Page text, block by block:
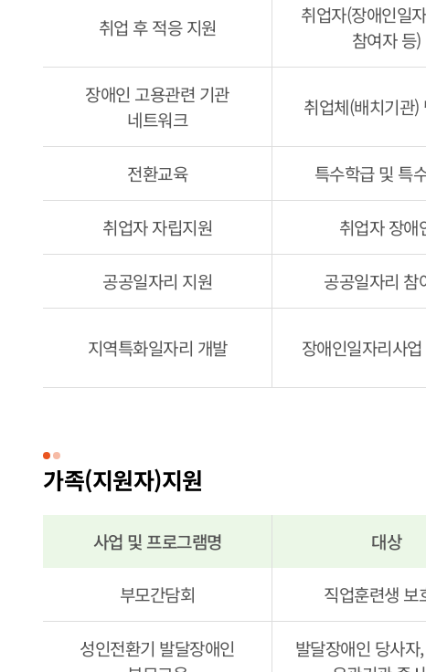
취업 후 적응 지원
취업자(장애인일
참여자 등)
장애인 고용관련 기관
네트워크
취업체(배치기관)
전환교육 특수학급 및 특
취업자 자립지원 취업자 장애
공공일자리 지원 공공일자리 참
지역특화일자리 개발 장애인일자리사
가족(지원자)지원
사업 및 프로그램명 대상
부모간담회 직업훈련생 보
성인전환기 발달장애인
발달장애인 당사자